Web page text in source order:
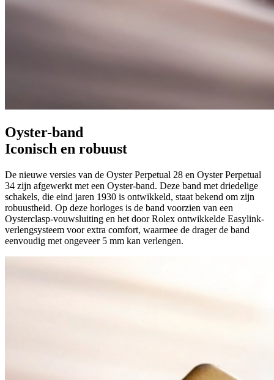
Oyster-band
Iconisch en robuust
De nieuwe versies van de Oyster Perpetual 28 en Oyster Perpetual
34 zijn afgewerkt met een Oyster-band. Deze band met driedelige
schakels, die eind jaren 1930 is ontwikkeld, staat bekend om zijn
robuustheid. Op deze horloges is de band voorzien van een
Oysterclasp-vouwsluiting en het door Rolex ontwikkelde Easylink-
verlengsysteem voor extra comfort, waarmee de drager de band
eenvoudig met ongeveer 5 mm kan verlengen.